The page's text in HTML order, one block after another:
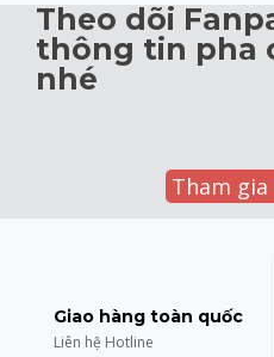
Theo dõi
thông tin pha
nhé
Tham gia
Giao hàng toàn quốc
Liên hệ Hotline